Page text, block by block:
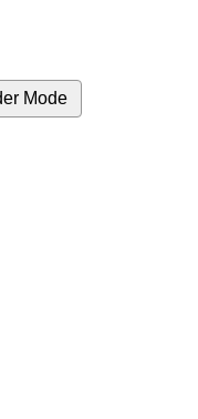
Mode